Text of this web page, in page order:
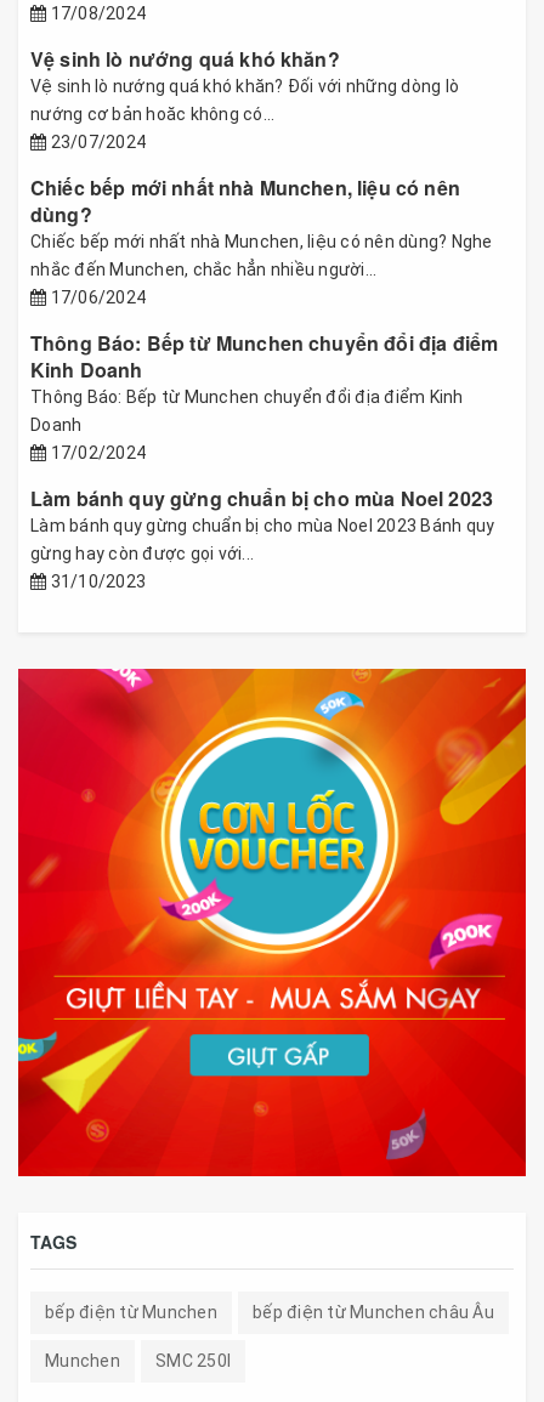
17/08/2024
Vệ sinh lò nướng quá khó khăn?
Vệ sinh lò nướng quá khó khăn? Đối với những dòng lò
nướng cơ bản hoăc không có...
23/07/2024
Chiếc bếp mới nhất nhà Munchen, liệu có nên
dùng?
Chiếc bếp mới nhất nhà Munchen, liệu có nên dùng? Nghe
nhắc đến Munchen, chắc hẳn nhiều người...
17/06/2024
Thông Báo: Bếp từ Munchen chuyển đổi địa điểm
Kinh Doanh
Thông Báo: Bếp từ Munchen chuyển đổi địa điểm Kinh
Doanh
17/02/2024
Làm bánh quy gừng chuẩn bị cho mùa Noel 2023
Làm bánh quy gừng chuẩn bị cho mùa Noel 2023 Bánh quy
gừng hay còn được gọi với...
31/10/2023
TAGS
bếp điện từ Munchen bếp điện từ Munchen châu Âu
Munchen SMC 250I